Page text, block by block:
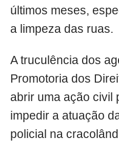
últimos meses,
a limpeza das ruas.
A truculência dos
Promotoria dos
abrir uma ação civil
impedir a atuação
policial na